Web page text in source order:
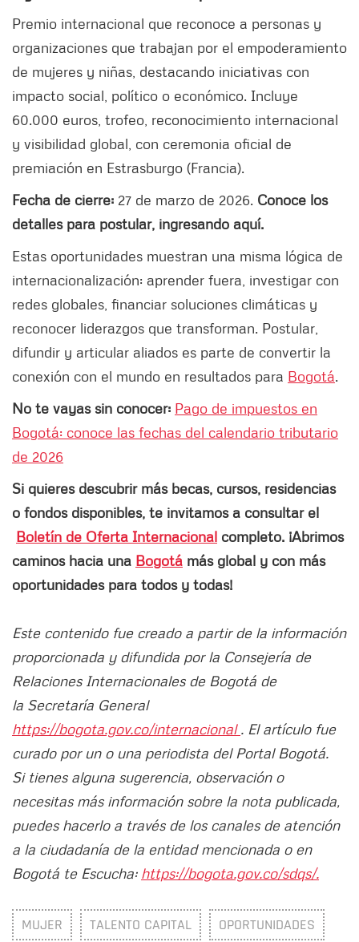
Premio internacional que reconoce a personas y
organizaciones que trabajan por el empoderamiento
de mujeres y niñas, destacando iniciativas con
impacto social, político o económico. Incluye
60.000 euros, trofeo, reconocimiento internacional
y visibilidad global, con ceremonia oficial de
premiación en Estrasburgo (Francia).
Fecha de cierre: 27 de marzo de 2026. Conoce los
detalles para postular, ingresando aquí.
Estas oportunidades muestran una misma lógica de
internacionalización: aprender fuera, investigar con
redes globales, financiar soluciones climáticas y
reconocer liderazgos que transforman. Postular,
difundir y articular aliados es parte de convertir la
conexión con el mundo en resultados para Bogotá.
No te vayas sin conocer: Pago de impuestos en
Bogotá: conoce las fechas del calendario tributario
de 2026
Si quieres descubrir más becas, cursos, residencias
o fondos disponibles, te invitamos a consultar el
Boletín de Oferta Internacional completo. ¡Abrimos
caminos hacia una Bogotá más global y con más
oportunidades para todos y todas!
Este contenido fue creado a partir de la información
proporcionada y difundida por la Consejería de
Relaciones Internacionales de Bogotá de
la Secretaría General
https://bogota.gov.co/internacional. El artículo fue
curado por un o una periodista del Portal Bogotá.
Si tienes alguna sugerencia, observación o
necesitas más información sobre la nota publicada,
puedes hacerlo a través de los canales de atención
a la ciudadanía de la entidad mencionada o en
Bogotá te Escucha: https://bogota.gov.co/sdqs/.
MUJER TALENTO CAPITAL OPORTUNIDADES